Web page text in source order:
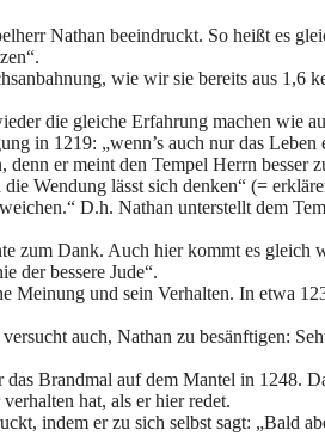
Nathan beeindruckt. So heißt es
wie wir sie bereits aus 1,6
die gleiche Erfahrung machen wie
in 1219: „wenn’s auch nur das Leben
er meint den Tempel Herrn besser
Wendung lässt sich denken“ (=
D.h. Nathan unterstellt dem
zum Dank. Auch hier kommt es gleich
der bessere Jude“.
Meinung und sein Verhalten. In etwa
auch, Nathan zu besänftigen:
Brandmal auf dem Mantel in 1248.
hat, als er hier redet.
indem er zu sich selbst sagt: „Bald